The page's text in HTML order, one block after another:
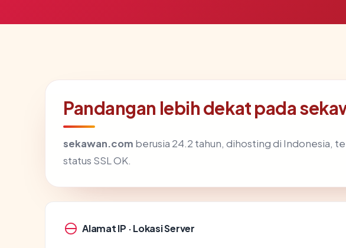
Pandangan lebih dekat pada
sekawan.com berusia 24.2 tahun, dihosting di Indonesia,
status SSL OK.
Alamat IP · Lokasi Server